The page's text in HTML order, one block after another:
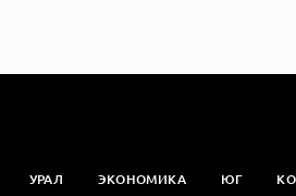
УРАЛ ЭКОНОМИКА ЮГ